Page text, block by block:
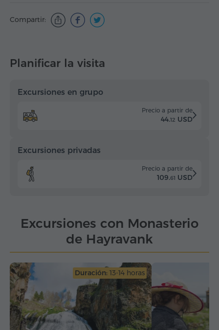
Compartir:
Planificar la visita
Excursiones en grupo
Precio a partir de
44.12 USD
Excursiones privadas
Precio a partir de
109.61 USD
Excursiones con Monasterio
de Hayravank
Duración: 13-14 horas